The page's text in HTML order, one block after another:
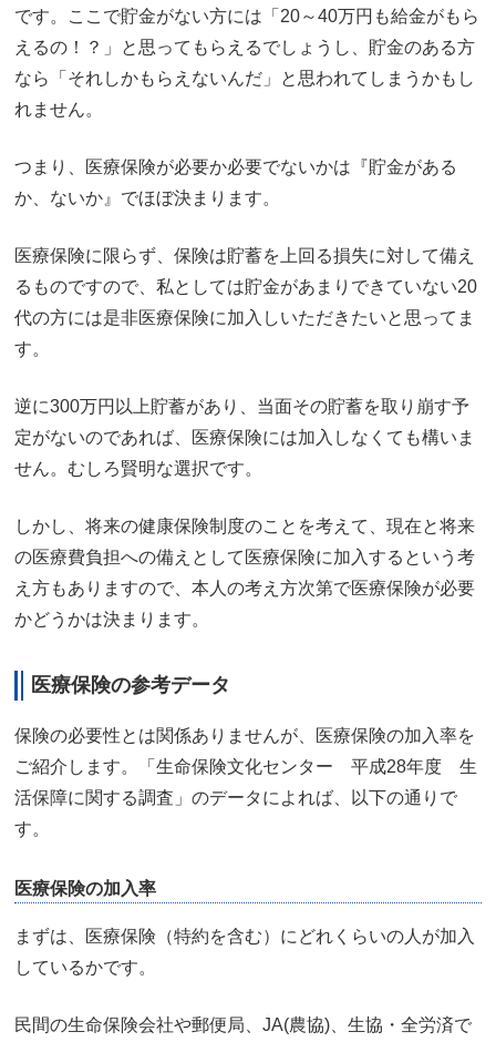
です。ここで貯金がない方には「20～40万円も給金がもら
えるの！？」と思ってもらえるでしょうし、貯金のある方
なら「それしかもらえないんだ」と思われてしまうかもし
れません。
つまり、医療保険が必要か必要でないかは『貯金がある
か、ないか』でほぼ決まります。
医療保険に限らず、保険は貯蓄を上回る損失に対して備え
るものですので、私としては貯金があまりできていない20
代の方には是非医療保険に加入しいただきたいと思ってま
す。
逆に300万円以上貯蓄があり、当面その貯蓄を取り崩す予
定がないのであれば、医療保険には加入しなくても構いま
せん。むしろ賢明な選択です。
しかし、将来の健康保険制度のことを考えて、現在と将来
の医療費負担への備えとして医療保険に加入するという考
え方もありますので、本人の考え方次第で医療保険が必要
かどうかは決まります。
医療保険の参考データ
保険の必要性とは関係ありませんが、医療保険の加入率を
ご紹介します。「生命保険文化センター 平成28年度 生
活保障に関する調査」のデータによれば、以下の通りで
す。
医療保険の加入率
まずは、医療保険（特約を含む）にどれくらいの人が加入
しているかです。
民間の生命保険会社や郵便局、JA(農協)、生協・全労済で